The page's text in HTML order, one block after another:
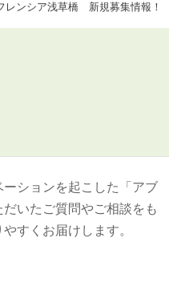
レンシア浅草橋 新規募集情報！
ションを起こした「アブ
いたご質問やご相談をも
すくお届けします。